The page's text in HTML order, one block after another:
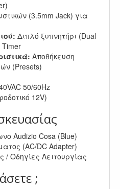
(3.5mm Jack) για
Διπλό ξυπνητήρι (Dual
Timer
Αποθήκευση
(Presets)
50/60Hz
12V)
Audizio Cosa (Blue)
(AC/DC Adapter)
/ Οδηγίες Λειτουργίας
;